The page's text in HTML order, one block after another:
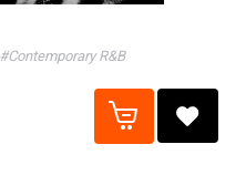
#Contemporary R&B